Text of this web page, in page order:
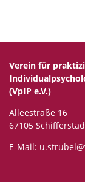
Verein für
(VpIP e.V.)
Alleestraße 16
67105
E-Mail: